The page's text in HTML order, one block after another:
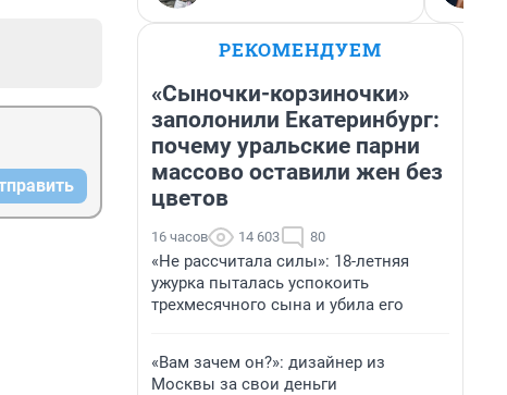
РЕКОМЕНДУЕМ
«Сыночки-корзиночки»
заполонили Екатеринбург:
почему уральские парни
массово оставили жен без
цветов
16 часов 14 603 80
«Не рассчитала силы»: 18-летняя
ужурка пыталась успокоить
трехмесячного сына и убила его
«Вам зачем он?»: дизайнер из
Москвы за свои деньги